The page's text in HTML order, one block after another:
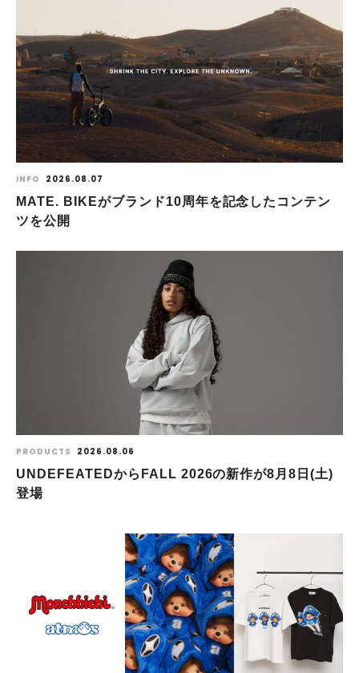
INFO 2026.08.07
MATE. BIKEがブランド10周年を記念したコンテン
ツを公開
PRODUCTS 2026.08.06
UNDEFEATEDからFALL 2026の新作が8⽉8⽇(⼟)
登場